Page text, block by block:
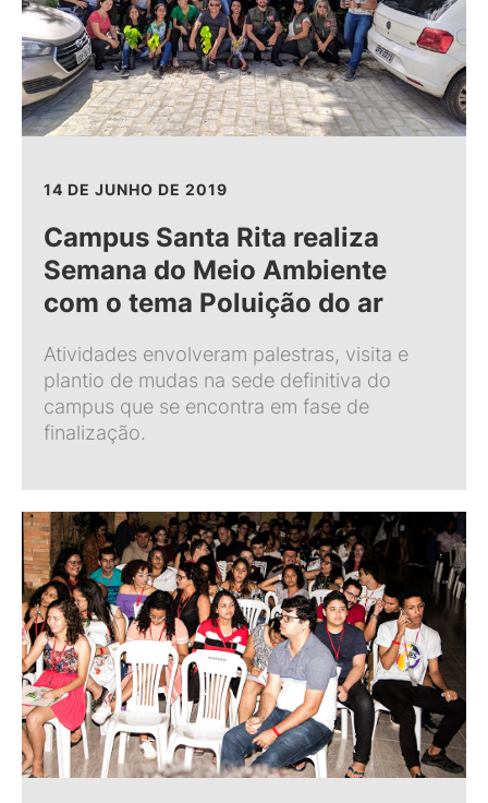
14 DE JUNHO DE 2019
Campus Santa Rita realiza
Semana do Meio Ambiente
com o tema Poluição do ar
Atividades envolveram palestras, visita e
plantio de mudas na sede definitiva do
campus que se encontra em fase de
finalização.